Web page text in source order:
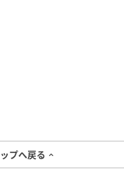
プへ戻る